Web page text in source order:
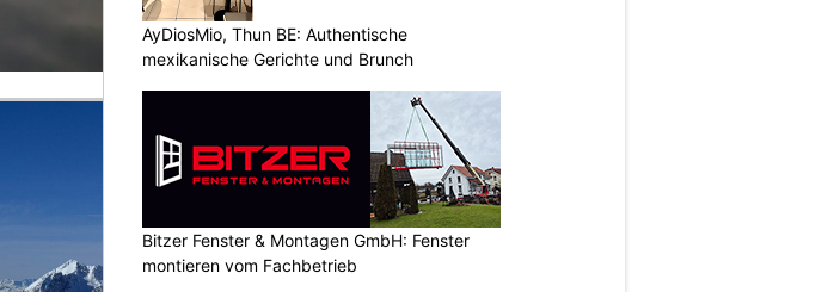
AyDiosMio, Thun BE: Authentische
mexikanische Gerichte und Brunch
Bitzer Fenster & Montagen GmbH: Fenster
montieren vom Fachbetrieb